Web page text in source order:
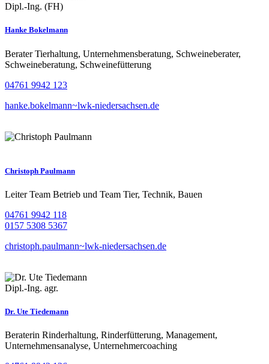
Dipl.-Ing. (FH)
Hanke Bokelmann
Berater Tierhaltung, Unternehmensberatung, Schweineberater,
Schweineberatung, Schweinefütterung
04761 9942 123
hanke.bokelmann~lwk-niedersachsen.de
Christoph Paulmann
Leiter Team Betrieb und Team Tier, Technik, Bauen
04761 9942 118
0157 5308 5367
christoph.paulmann~lwk-niedersachsen.de
Dipl.-Ing. agr.
Dr. Ute Tiedemann
Beraterin Rinderhaltung, Rinderfütterung, Management,
Unternehmensanalyse, Unternehmercoaching